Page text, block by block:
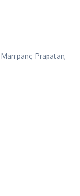
Mampang Prapatan,